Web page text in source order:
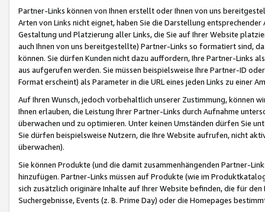
Partner-Links können von Ihnen erstellt oder Ihnen von uns
Arten von Links nicht eignet, haben Sie die Darstellung
Gestaltung und Platzierung aller Links, die Sie auf Ihrer Website
auch Ihnen von uns bereitgestellte) Partner-Links so formatiert sind,
können. Sie dürfen Kunden nicht dazu auffordern, Ihre Partner-Links
aus aufgerufen werden. Sie müssen beispielsweise Ihre Partner-ID
Format erscheint) als Parameter in die URL eines jeden Links zu einer
Auf Ihren Wunsch, jedoch vorbehaltlich unserer Zustimmung, können
Ihnen erlauben, die Leistung Ihrer Partner-Links durch Aufnahme
überwachen und zu optimieren. Unter keinen Umständen dürfen Sie
Sie dürfen beispielsweise Nutzern, die Ihre Website aufrufen, nicht
überwachen).
Sie können Produkte (und die damit zusammenhängenden Partner-
hinzufügen. Partner-Links müssen auf Produkte (wie im
sich zusätzlich originäre Inhalte auf Ihrer Website befinden, die für
Suchergebnisse, Events (z. B. Prime Day) oder die Homepages